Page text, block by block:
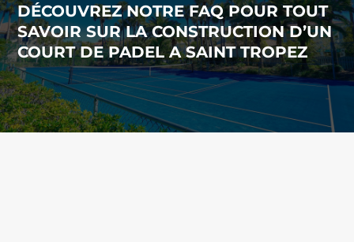
DÉCOUVREZ NOTRE FAQ POUR TOUT
SAVOIR SUR LA CONSTRUCTION D’UN
COURT DE PADEL A SAINT TROPEZ